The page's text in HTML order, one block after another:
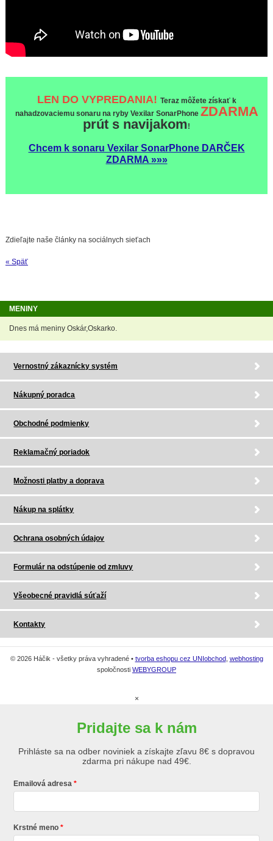
LEN DO VYPREDANIA! Teraz môžete získať k
nahadzovaciemu sonaru na ryby Vexilar SonarPhone ZDARMA
prút s navijakom!
Chcem k sonaru Vexilar SonarPhone DARČEK
ZDARMA »»»
Zdieľajte naše články na sociálnych sieťach
« Späť
MENINY
Dnes má meniny Oskár,Oskarko.
Vernostný zákaznícky systém
Nákupný poradca
Obchodné podmienky
Reklamačný poriadok
Možnosti platby a doprava
Nákup na splátky
Ochrana osobných údajov
Formulár na odstúpenie od zmluvy
Všeobecné pravidlá súťaží
Kontakty
© 2026 Háčik - všetky práva vyhradené • tvorba eshopu cez UNIobchod, webhosting
spoločnosti WEBYGROUP
×
Pridajte sa k nám
Prihláste sa na odber noviniek a získajte zľavu 8€ s dopravou
zdarma pri nákupe nad 49€.
Emailová adresa
Krstné meno